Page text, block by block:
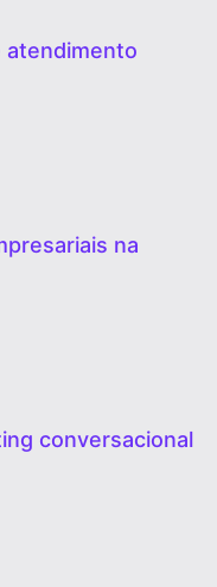
atendimento
na
conversacional